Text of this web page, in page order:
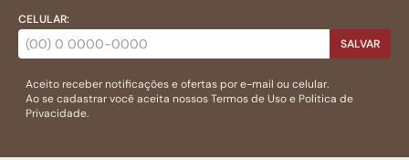
CELULAR:
SALVAR
Aceito receber notificações e ofertas por e-mail ou celular.
Ao se cadastrar você aceita nossosTermos de Usoe Politica de
Privacidade.